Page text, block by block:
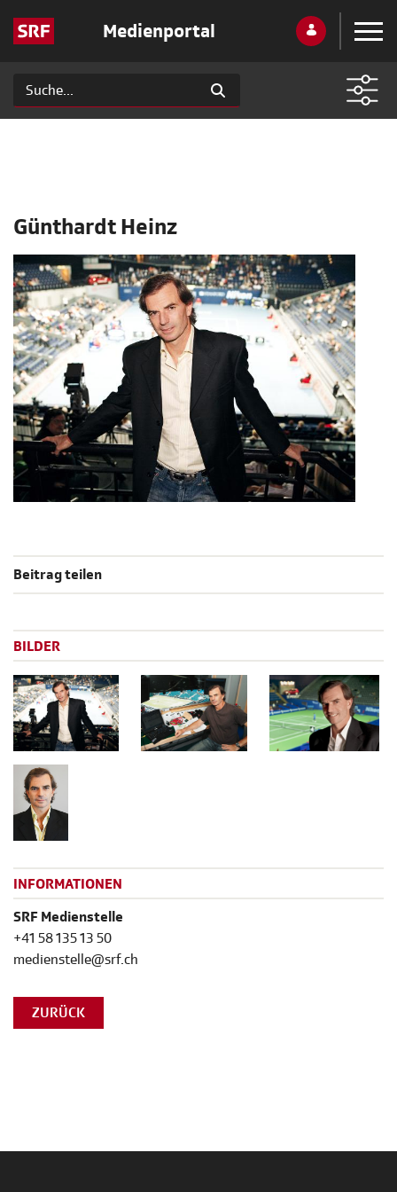
Medienportal
Günthardt Heinz
Beitrag teilen
BILDER
INFORMATIONEN
SRF Medienstelle
+41 58 135 13 50
medienstelle@srf.ch
ZURÜCK